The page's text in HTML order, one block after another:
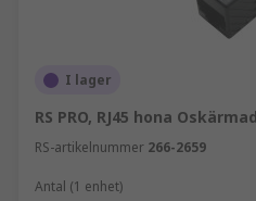
I lager
RS PRO, RJ45 hona
RS-artikelnummer 266-2659
Antal (1 enhet)